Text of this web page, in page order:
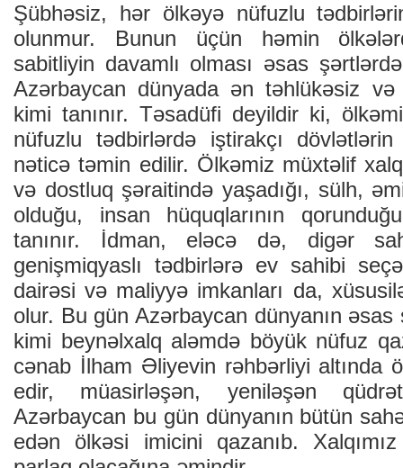
Şübhəsiz, hər ölkəyə nüfuzlu
olunmur. Bunun üçün həmin
sabitliyin davamlı olması əsas
Azərbaycan dünyada ən təhlükəsiz
kimi tanınır. Təsadüfi deyildir ki,
nüfuzlu tədbirlərdə iştirakçı
nəticə təmin edilir. Ölkəmiz müxtəlif
və dostluq şəraitində yaşadığı, sülh,
olduğu, insan hüquqlarının
tanınır. İdman, eləcə də, digər
genişmiqyaslı tədbirlərə ev sahibi
dairəsi və maliyyə imkanları da,
olur. Bu gün Azərbaycan dünyanın
kimi beynəlxalq aləmdə böyük nüfuz
cənab İlham Əliyevin rəhbərliyi altında
edir, müasirləşən, yeniləşən
Azərbaycan bu gün dünyanın bütün
edən ölkəsi imicini qazanıb.